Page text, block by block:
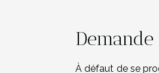
À défaut de se